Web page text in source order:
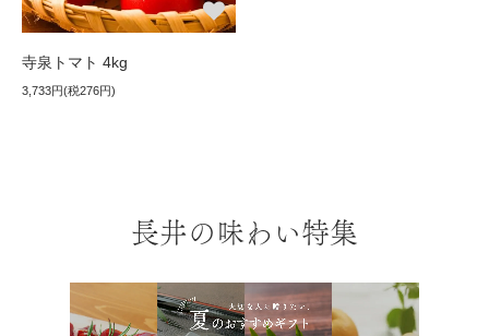
寺泉トマト 4kg
3,733円(税276円)
長井の味わい特集